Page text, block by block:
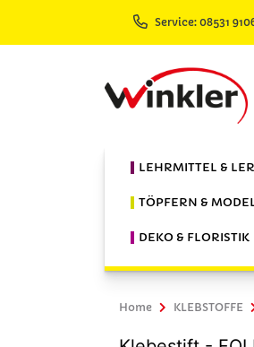
Service: 08531
LEHRMITTEL &
TÖPFERN &
DEKO & FLORISTIK
Home KLEBSTOFFE